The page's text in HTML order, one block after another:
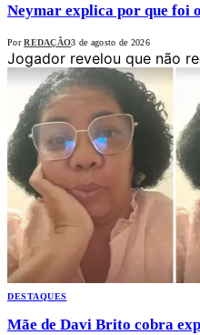
Neymar explica por que foi
Por REDAÇÃO3 de agosto de 2026
Jogador revelou que não
DESTAQUES
Mãe de Davi Brito cobra